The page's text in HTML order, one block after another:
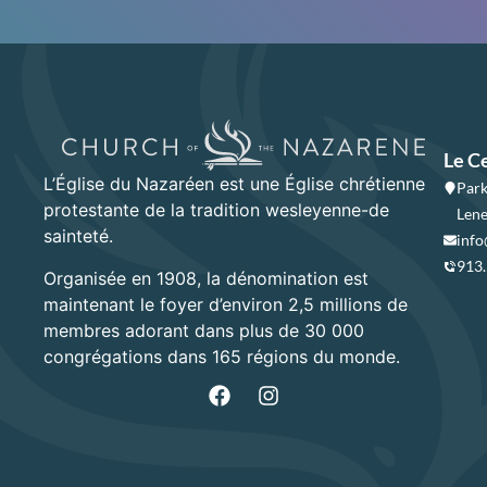
L’Église du Nazaréen est une Église chrétienne
protestante de la tradition wesleyenne-de
sainteté.
Organisée en 1908, la dénomination est
maintenant le foyer d’environ 2,5 millions de
membres adorant dans plus de 30 000
congrégations dans 165 régions du monde.
Le